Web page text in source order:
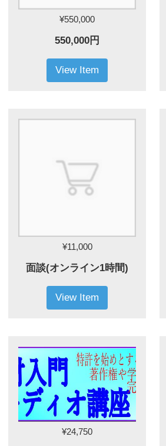
¥550,000
550,000円
View Item
¥11,000
面談(オンライン1時間)
View Item
¥24,750